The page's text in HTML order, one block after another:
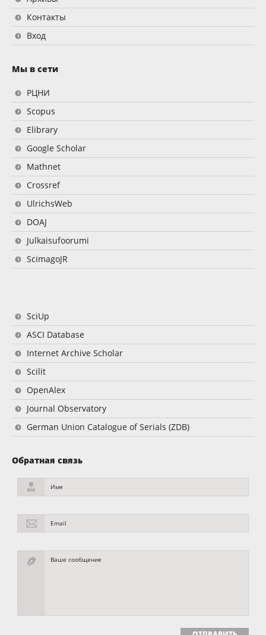
Контакты
Вход
Мы в сети
РЦНИ
Scopus
Elibrary
Google Scholar
Mathnet
Crossref
UlrichsWeb
DOAJ
Julkaisufoorumi
ScimagoJR
SciUp
ASCI Database
Internet Archive Scholar
Scilit
OpenAlex
Journal Observatory
German Union Catalogue of Serials (ZDB)
Обратная связь
Имя
Email
Ваше сообщение